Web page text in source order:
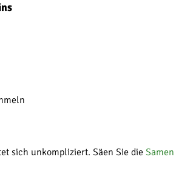
sich unkompliziert. Säen Sie die Samen